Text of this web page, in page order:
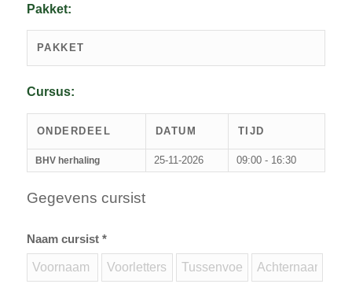
Pakket:
PAKKET
Cursus:
ONDERDEEL DATUM TIJD
BHV herhaling 25-11-2026 09:00 - 16:30
Gegevens cursist
Naam cursist *